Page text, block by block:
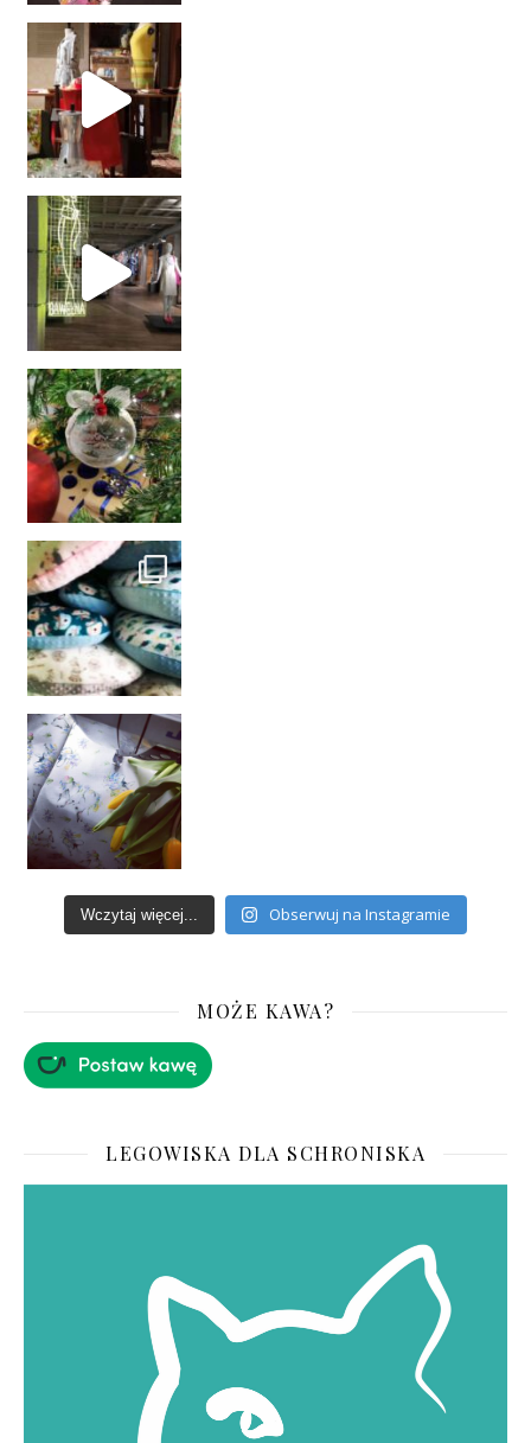
Wczytaj więcej... Obserwuj na Instagramie
MOŻE KAWA?
LEGOWISKA DLA SCHRONISKA